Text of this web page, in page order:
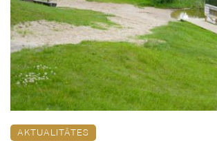
AKTUALITĀTES